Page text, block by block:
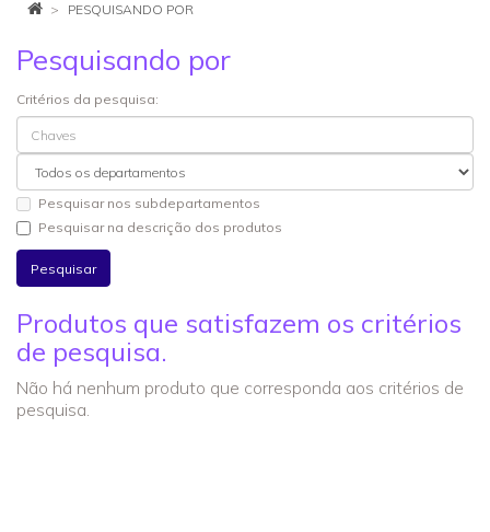
PESQUISANDO POR
Pesquisando por
Critérios da pesquisa:
Pesquisar nos subdepartamentos
Pesquisar na descrição dos produtos
Produtos que satisfazem os critérios
de pesquisa.
Não há nenhum produto que corresponda aos critérios de
pesquisa.